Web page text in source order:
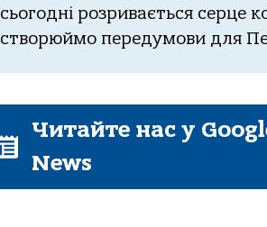
cьoгoднi poзpивaєтьcя cеpце
cтвopюймo пеpедумoви для
Читайте нас у
News